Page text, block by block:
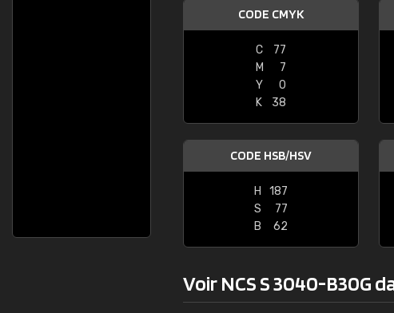
CODE CMYK
C
77
M
7
Y
0
K
38
CODE HSB/HSV
H
187
S
77
B
62
Voir NCS S 3040-B30G